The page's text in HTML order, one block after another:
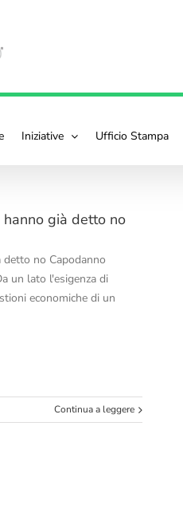
Iniziative Ufficio Stampa
già detto no
no Capodanno
un lato l'esigenza di
economiche di un
Continua a leggere